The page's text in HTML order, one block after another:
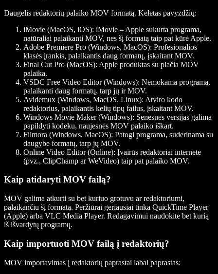
Daugelis redaktorių palaiko MOV formatą. Keletas pavyzdžių:
iMovie (MacOS, iOS): iMovie – Apple sukurta programa,
natūraliai palaikanti MOV, nes šį formatą taip pat kūrė Apple.
Adobe Premiere Pro (Windows, MacOS): Profesionalios
klasės įrankis, palaikantis daug formatų, įskaitant MOV.
Final Cut Pro (MacOS): Apple produktas su plačia MOV
palaika.
VSDC Free Video Editor (Windows): Nemokama programa,
palaikanti daug formatų, tarp jų ir MOV.
Avidemux (Windows, MacOS, Linux): Atviro kodo
redaktorius, palaikantis kelių tipų failus, įskaitant MOV.
Windows Movie Maker (Windows): Senesnes versijas galima
papildyti kodeku, naujesnės MOV palaiko iškart.
Filmora (Windows, MacOS): Patogi programa, suderinama su
daugybe formatų, tarp jų MOV.
Online Video Editor (Online): Įvairūs redaktoriai internete
(pvz., ClipChamp ar WeVideo) taip pat palaiko MOV.
Kaip atidaryti MOV failą?
MOV galima atkurti su bet kuriuo grotuvu ar redaktoriumi,
palaikančiu šį formatą. Peržiūrai geriausiai tinka QuickTime Player
(Apple) arba VLC Media Player. Redagavimui naudokite bet kurią
iš išvardytų programų.
Kaip importuoti MOV failą į redaktorių?
MOV importavimas į redaktorių paprastai labai paprastas: